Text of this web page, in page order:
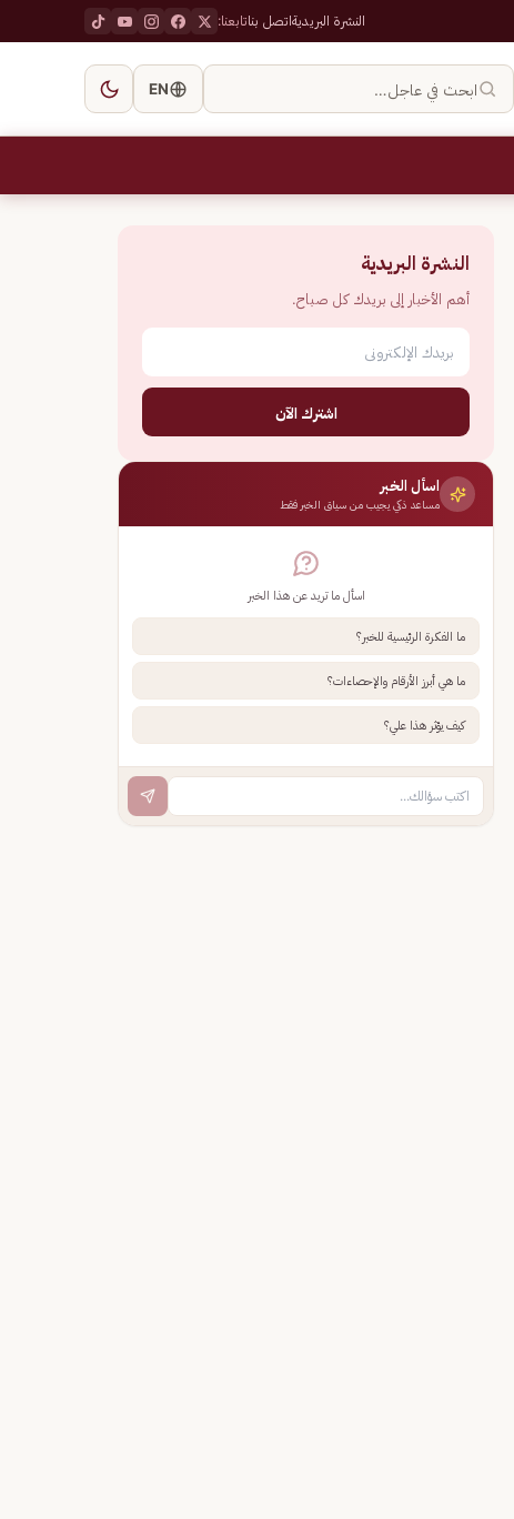
النشرة البريديةاتصل بناتابعنا:
ابحث في عاجل… EN
النشرة البريدية
أهم الأخبار إلى بريدك كل صباح.
اشترك الآن
اسأل الخبر
مساعد ذكي يجيب من سياق الخبر فقط
اسأل ما تريد عن هذا الخبر
ما الفكرة الرئيسية للخبر؟
ما هي أبرز الأرقام والإحصاءات؟
كيف يؤثر هذا علي؟